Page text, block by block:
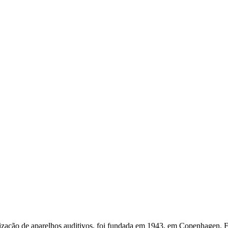
de aparelhos auditivos, foi fundada em 1943, em Copenhagen.